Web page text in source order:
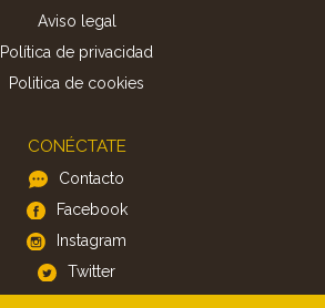
Aviso legal
Política de privacidad
Politica de cookies
CONÉCTATE
Contacto
Facebook
Instagram
Twitter